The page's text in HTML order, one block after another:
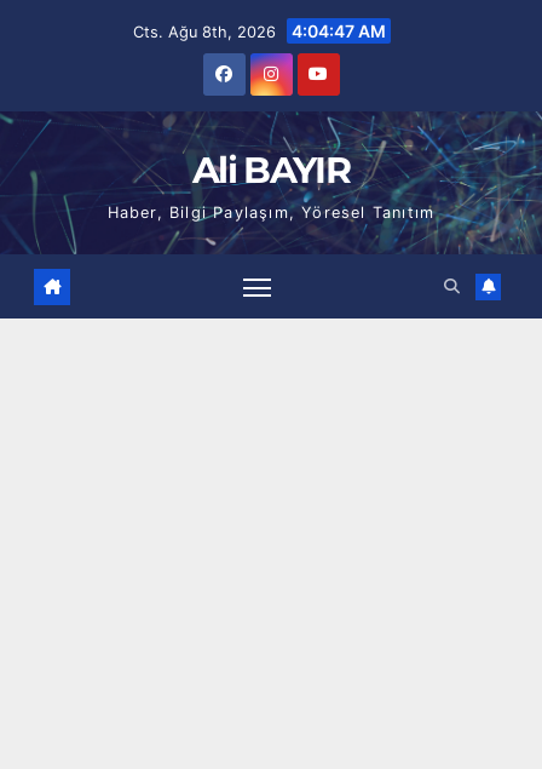
Cts. Ağu 8th, 2026 4:04:48 AM
Ali BAYIR
Haber, Bilgi Paylaşım, Yöresel Tanıtım